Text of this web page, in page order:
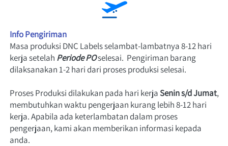
Info Pengiriman
Masa produksi DNC Labels selambat-lambatnya 8-12 hari
kerja setelah Periode PO selesai.  Pengiriman barang
dilaksanakan 1-2 hari dari proses produksi selesai.
Proses Produksi dilakukan pada hari kerja Senin s/d Jumat,
membutuhkan waktu pengerjaan kurang lebih 8-12 hari
kerja. Apabila ada keterlambatan dalam proses
pengerjaan, kami akan memberikan informasi kepada
anda.